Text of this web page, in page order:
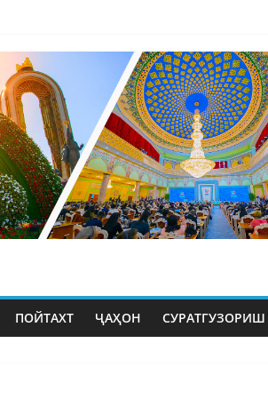
ПОЙТАХТ ҶАҲОН СУРАТГУЗОРИШ